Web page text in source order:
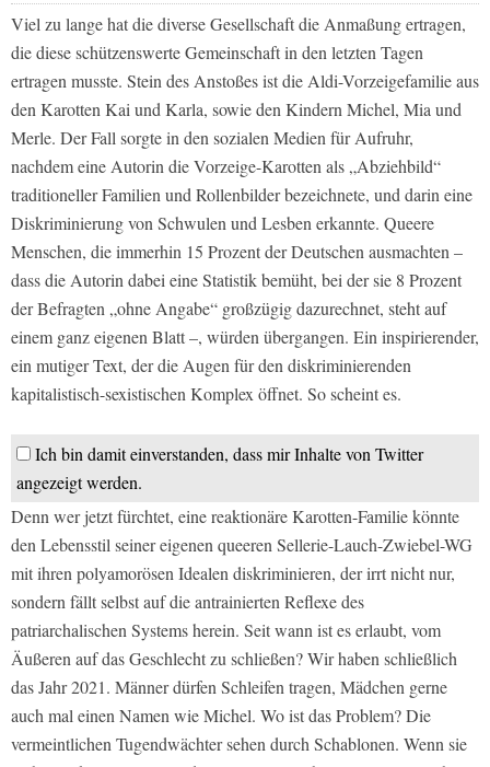
Viel zu lange hat die diverse Gesellschaft die Anmaßung ertragen,
die diese schützenswerte Gemeinschaft in den letzten Tagen
ertragen musste. Stein des Anstoßes ist die Aldi-Vorzeigefamilie aus
den Karotten Kai und Karla, sowie den Kindern Michel, Mia und
Merle. Der Fall sorgte in den sozialen Medien für Aufruhr,
nachdem eine Autorin die Vorzeige-Karotten als „Abziehbild“
traditioneller Familien und Rollenbilder bezeichnete, und darin eine
Diskriminierung von Schwulen und Lesben erkannte. Queere
Menschen, die immerhin 15 Prozent der Deutschen ausmachten –
dass die Autorin dabei eine Statistik bemüht, bei der sie 8 Prozent
der Befragten „ohne Angabe“ großzügig dazurechnet, steht auf
einem ganz eigenen Blatt –, würden übergangen. Ein inspirierender,
ein mutiger Text, der die Augen für den diskriminierenden
kapitalistisch-sexistischen Komplex öffnet. So scheint es.
Ich bin damit einverstanden, dass mir Inhalte von Twitter
angezeigt werden.
Denn wer jetzt fürchtet, eine reaktionäre Karotten-Familie könnte
den Lebensstil seiner eigenen queeren Sellerie-Lauch-Zwiebel-WG
mit ihren polyamorösen Idealen diskriminieren, der irrt nicht nur,
sondern fällt selbst auf die antrainierten Reflexe des
patriarchalischen Systems herein. Seit wann ist es erlaubt, vom
Äußeren auf das Geschlecht zu schließen? Wir haben schließlich
das Jahr 2021. Männer dürfen Schleifen tragen, Mädchen gerne
auch mal einen Namen wie Michel. Wo ist das Problem? Die
vermeintlichen Tugendwächter sehen durch Schablonen. Wenn sie